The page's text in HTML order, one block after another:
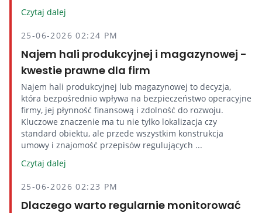
Czytaj dalej
25-06-2026 02:24 PM
Najem hali produkcyjnej i magazynowej -
kwestie prawne dla firm
Najem hali produkcyjnej lub magazynowej to decyzja,
która bezpośrednio wpływa na bezpieczeństwo operacyjne
firmy, jej płynność finansową i zdolność do rozwoju.
Kluczowe znaczenie ma tu nie tylko lokalizacja czy
standard obiektu, ale przede wszystkim konstrukcja
umowy i znajomość przepisów regulujących ...
Czytaj dalej
25-06-2026 02:23 PM
Dlaczego warto regularnie monitorować